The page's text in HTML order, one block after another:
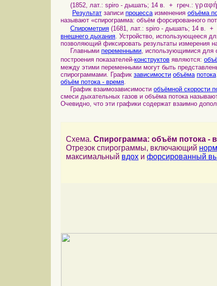
(1852, лат.: spiro - дышать; 14 в. + греч.:
Результат записи процессаизменения объёма
называют «спирограмма: объём форсированного
Спирометрия (1681, лат.: spiro - дышать; 14 в. +
внешнего дыхания. Устройство, использующееся
позволяющий фиксировать результаты измерения
Главными переменными, использующимися для
построения показателей-конструктов являются:
между этими переменными могут быть
спирограммами. График зависимости объёма потока
объём потока - время.
График взаимозависимости объёмной скорости
смеси дыхательных газов и объёма потока
Очевидно, что эти графики содержат взаимно
Схема. Спирограмма: объём потока -
Отрезок спирограммы, включающий
максимальный вдох и форсированный